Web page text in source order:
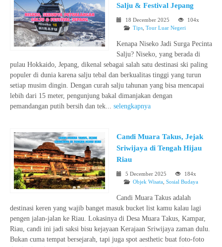
Salju & Festival Jepang
18 December 2025
104x
Tips Tour Luar Negeri
Kenapa Niseko Jadi Surga Pecinta
Salju? Niseko, yang berada di
pulau Hokkaido, Jepang, dikenal sebagai salah satu destinasi ski paling
populer di dunia karena salju tebal dan berkualitas tinggi yang turun
setiap musim dingin. Dengan curah salju tahunan yang bisa mencapai
lebih dari 15 meter, pengunjung bakal dimanjakan dengan
pemandangan putih bersih dan tek... selengkapnya
Candi Muara Takus, Jejak
Sriwijaya di Tengah Hijau
Riau
5 December 2025
184x
Objek Wisata Sosial Budaya
Candi Muara Takus adalah
destinasi keren yang wajib banget masuk bucket list kamu kalau lagi
pengen jalan-jalan ke Riau. Lokasinya di Desa Muara Takus, Kampar,
Riau, candi ini jadi saksi bisu kejayaan Kerajaan Sriwijaya zaman dulu.
Bukan cuma tempat bersejarah, tapi juga spot aesthetic buat foto-foto